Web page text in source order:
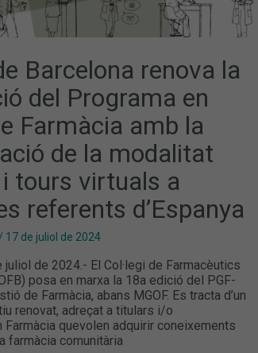
Barcelona renova la
del Programa en
Farmàcia amb la
de la modalitat
tours virtuals a
referents d’Espanya
/ 17 de juliol de 2024
juliol de 2024.- El Col·legi de Farmacèutics
posa en marxa la 18a edició del PGF-
de Farmàcia, abans MGOF. Es tracta d’un
renovat, adreçat a titulars i/o
quevolen adquirir coneixements
farmàcia comunitària